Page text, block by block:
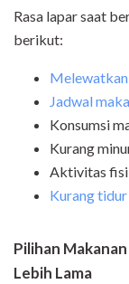
Rasa lapar saat
berikut:
Jadwal
Konsumsi
Kurang
Aktivitas
Kurang tidur
Pilihan
Lebih Lama